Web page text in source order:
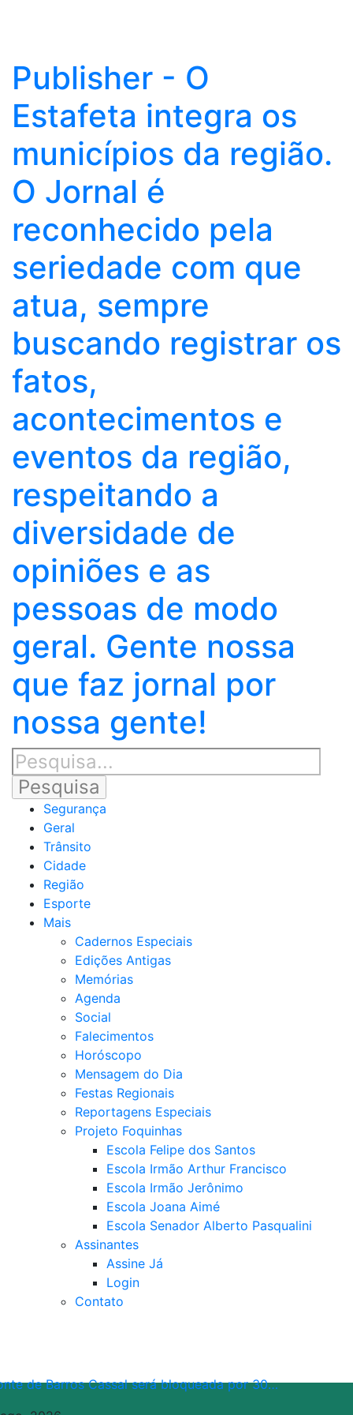
Publisher - O
Estafeta integra os
municípios da região.
O Jornal é
reconhecido pela
seriedade com que
atua, sempre
buscando registrar os
fatos,
acontecimentos e
eventos da região,
respeitando a
diversidade de
opiniões e as
pessoas de modo
geral. Gente nossa
que faz jornal por
nossa gente!
Segurança
Geral
Trânsito
Cidade
Região
Esporte
Mais
Cadernos Especiais
Edições Antigas
Memórias
Agenda
Social
Falecimentos
Horóscopo
Mensagem do Dia
Festas Regionais
Reportagens Especiais
Projeto Foquinhas
Escola Felipe dos Santos
Escola Irmão Arthur Francisco
Escola Irmão Jerônimo
Escola Joana Aimé
Escola Senador Alberto Pasqualini
Assinantes
Assine Já
Login
Contato
de Barros Cassal será bloqueada por 30…